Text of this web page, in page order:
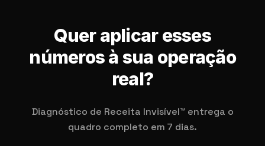
Quer aplicar esses
números à sua operação
real?
Diagnóstico de Receita Invisível™ entrega o
quadro completo em 7 dias.